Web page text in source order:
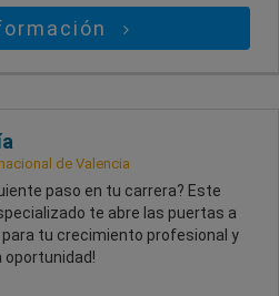
de Valencia
paso en tu carrera? Este
te abre las puertas a
tu crecimiento profesional y
oportunidad!